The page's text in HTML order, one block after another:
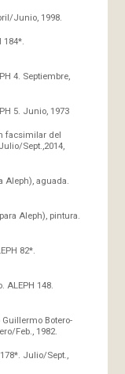
Junio, 1998.
4. Septiembre,
5. Junio, 1973
facsimilar del
Sept.,2014,
Aleph), aguada.
Aleph), pintura.
82*.
ALEPH 148.
Botero-
Feb., 1982.
Julio/Sept.,